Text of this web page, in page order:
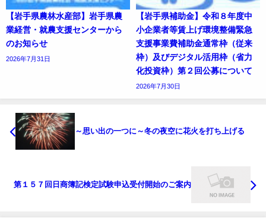
【岩手県農林水産部】岩手県農
業経営・就農支援センターから
のお知らせ
2026年7月31日
【岩手県補助金】令和８年度中
小企業者等賃上げ環境整備緊急
支援事業費補助金通常枠（従来
枠）及びデジタル活用枠（省力
化投資枠）第２回公募について
2026年7月30日
～思い出の一つに～冬の夜空に花火を打ち上げる
第１５７回日商簿記検定試験申込受付開始のご案内